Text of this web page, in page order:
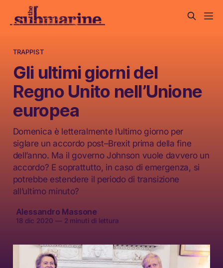
TRAPPIST
Gli ultimi giorni del
Regno Unito nell’Unione
europea
Domenica è letteralmente l’ultimo giorno per
siglare un accordo post–Brexit prima della fine
dell’anno. Ma il governo Johnson vuole davvero un
accordo? E soprattutto, in caso di emergenza, si
potrebbe estendere il periodo di transizione
all’ultimo minuto?
Alessandro Massone
18 dic 2020 — 2 minuti di lettura